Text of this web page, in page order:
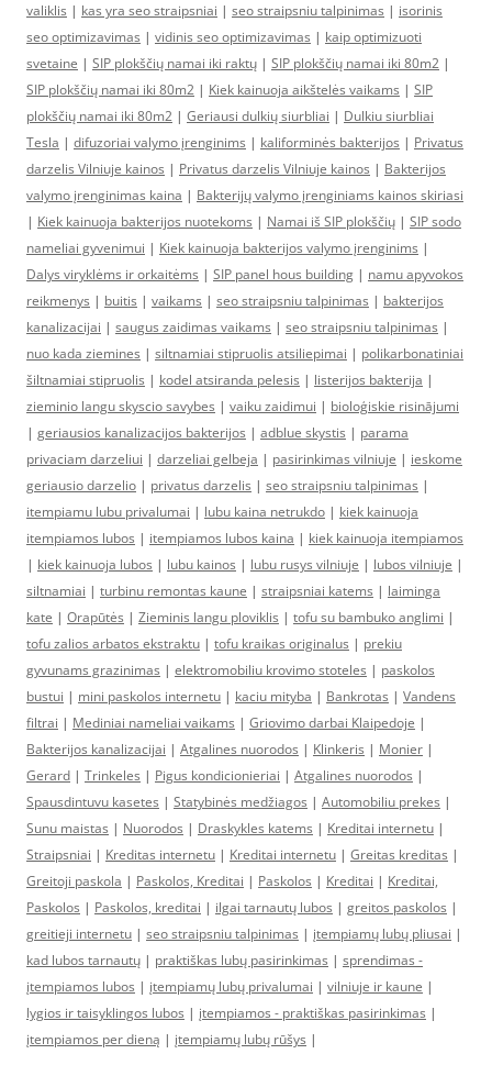
valiklis | kas yra seo straipsniai | seo straipsniu talpinimas | isorinis
seo optimizavimas | vidinis seo optimizavimas | kaip optimizuoti
svetaine | SIP plokščių namai iki raktų | SIP plokščių namai iki 80m2 |
SIP plokščių namai iki 80m2 | Kiek kainuoja aikštelės vaikams | SIP
plokščių namai iki 80m2 | Geriausi dulkių siurbliai | Dulkiu siurbliai
Tesla | difuzoriai valymo įrenginims | kaliforminės bakterijos | Privatus
darzelis Vilniuje kainos | Privatus darzelis Vilniuje kainos | Bakterijos
valymo įrenginimas kaina | Bakterijų valymo įrenginiams kainos skiriasi
| Kiek kainuoja bakterijos nuotekoms | Namai iš SIP plokščių | SIP sodo
nameliai gyvenimui | Kiek kainuoja bakterijos valymo įrenginims |
Dalys viryklėms ir orkaitėms | SIP panel hous building | namu apyvokos
reikmenys | buitis | vaikams | seo straipsniu talpinimas | bakterijos
kanalizacijai | saugus zaidimas vaikams | seo straipsniu talpinimas |
nuo kada ziemines | siltnamiai stipruolis atsiliepimai | polikarbonatiniai
šiltnamiai stipruolis | kodel atsiranda pelesis | listerijos bakterija |
zieminio langu skyscio savybes | vaiku zaidimui | bioloģiskie risinājumi
| geriausios kanalizacijos bakterijos | adblue skystis | parama
privaciam darzeliui | darzeliai gelbeja | pasirinkimas vilniuje | ieskome
geriausio darzelio | privatus darzelis | seo straipsniu talpinimas |
itempiamu lubu privalumai | lubu kaina netrukdo | kiek kainuoja
itempiamos lubos | itempiamos lubos kaina | kiek kainuoja itempiamos
| kiek kainuoja lubos | lubu kainos | lubu rusys vilniuje | lubos vilniuje |
siltnamiai | turbinu remontas kaune | straipsniai katems | laiminga
kate | Orapūtės | Zieminis langu ploviklis | tofu su bambuko anglimi |
tofu zalios arbatos ekstraktu | tofu kraikas originalus | prekiu
gyvunams grazinimas | elektromobiliu krovimo stoteles | paskolos
bustui | mini paskolos internetu | kaciu mityba | Bankrotas | Vandens
filtrai | Mediniai nameliai vaikams | Griovimo darbai Klaipedoje |
Bakterijos kanalizacijai | Atgalines nuorodos | Klinkeris | Monier |
Gerard | Trinkeles | Pigus kondicionieriai | Atgalines nuorodos |
Spausdintuvu kasetes | Statybinės medžiagos | Automobiliu prekes |
Sunu maistas | Nuorodos | Draskykles katems | Kreditai internetu |
Straipsniai | Kreditas internetu | Kreditai internetu | Greitas kreditas |
Greitoji paskola | Paskolos, Kreditai | Paskolos | Kreditai | Kreditai,
Paskolos | Paskolos, kreditai | ilgai tarnautų lubos | greitos paskolos |
greitieji internetu | seo straipsniu talpinimas | įtempiamų lubų pliusai |
kad lubos tarnautų | praktiškas lubų pasirinkimas | sprendimas -
įtempiamos lubos | įtempiamų lubų privalumai | vilniuje ir kaune |
lygios ir taisyklingos lubos | įtempiamos - praktiškas pasirinkimas |
įtempiamos per dieną | įtempiamų lubų rūšys |